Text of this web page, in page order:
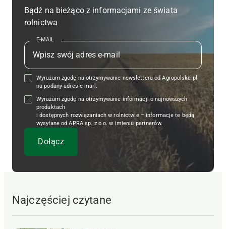
Bądź na bieżąco z informacjami ze świata
rolnictwa
E-MAIL
Wyrażam zgodę na otrzymywanie newslettera od Agropolska.pl
na podany adres e-mail.
Wyrażam zgodę na otrzymywanie informacji o najnowszych
produktach
i dostępnych rozwiązaniach w rolnictwie – informacje te będą
wysyłane od APRA sp. z o.o. w imieniu partnerów.
Najczęściej czytane